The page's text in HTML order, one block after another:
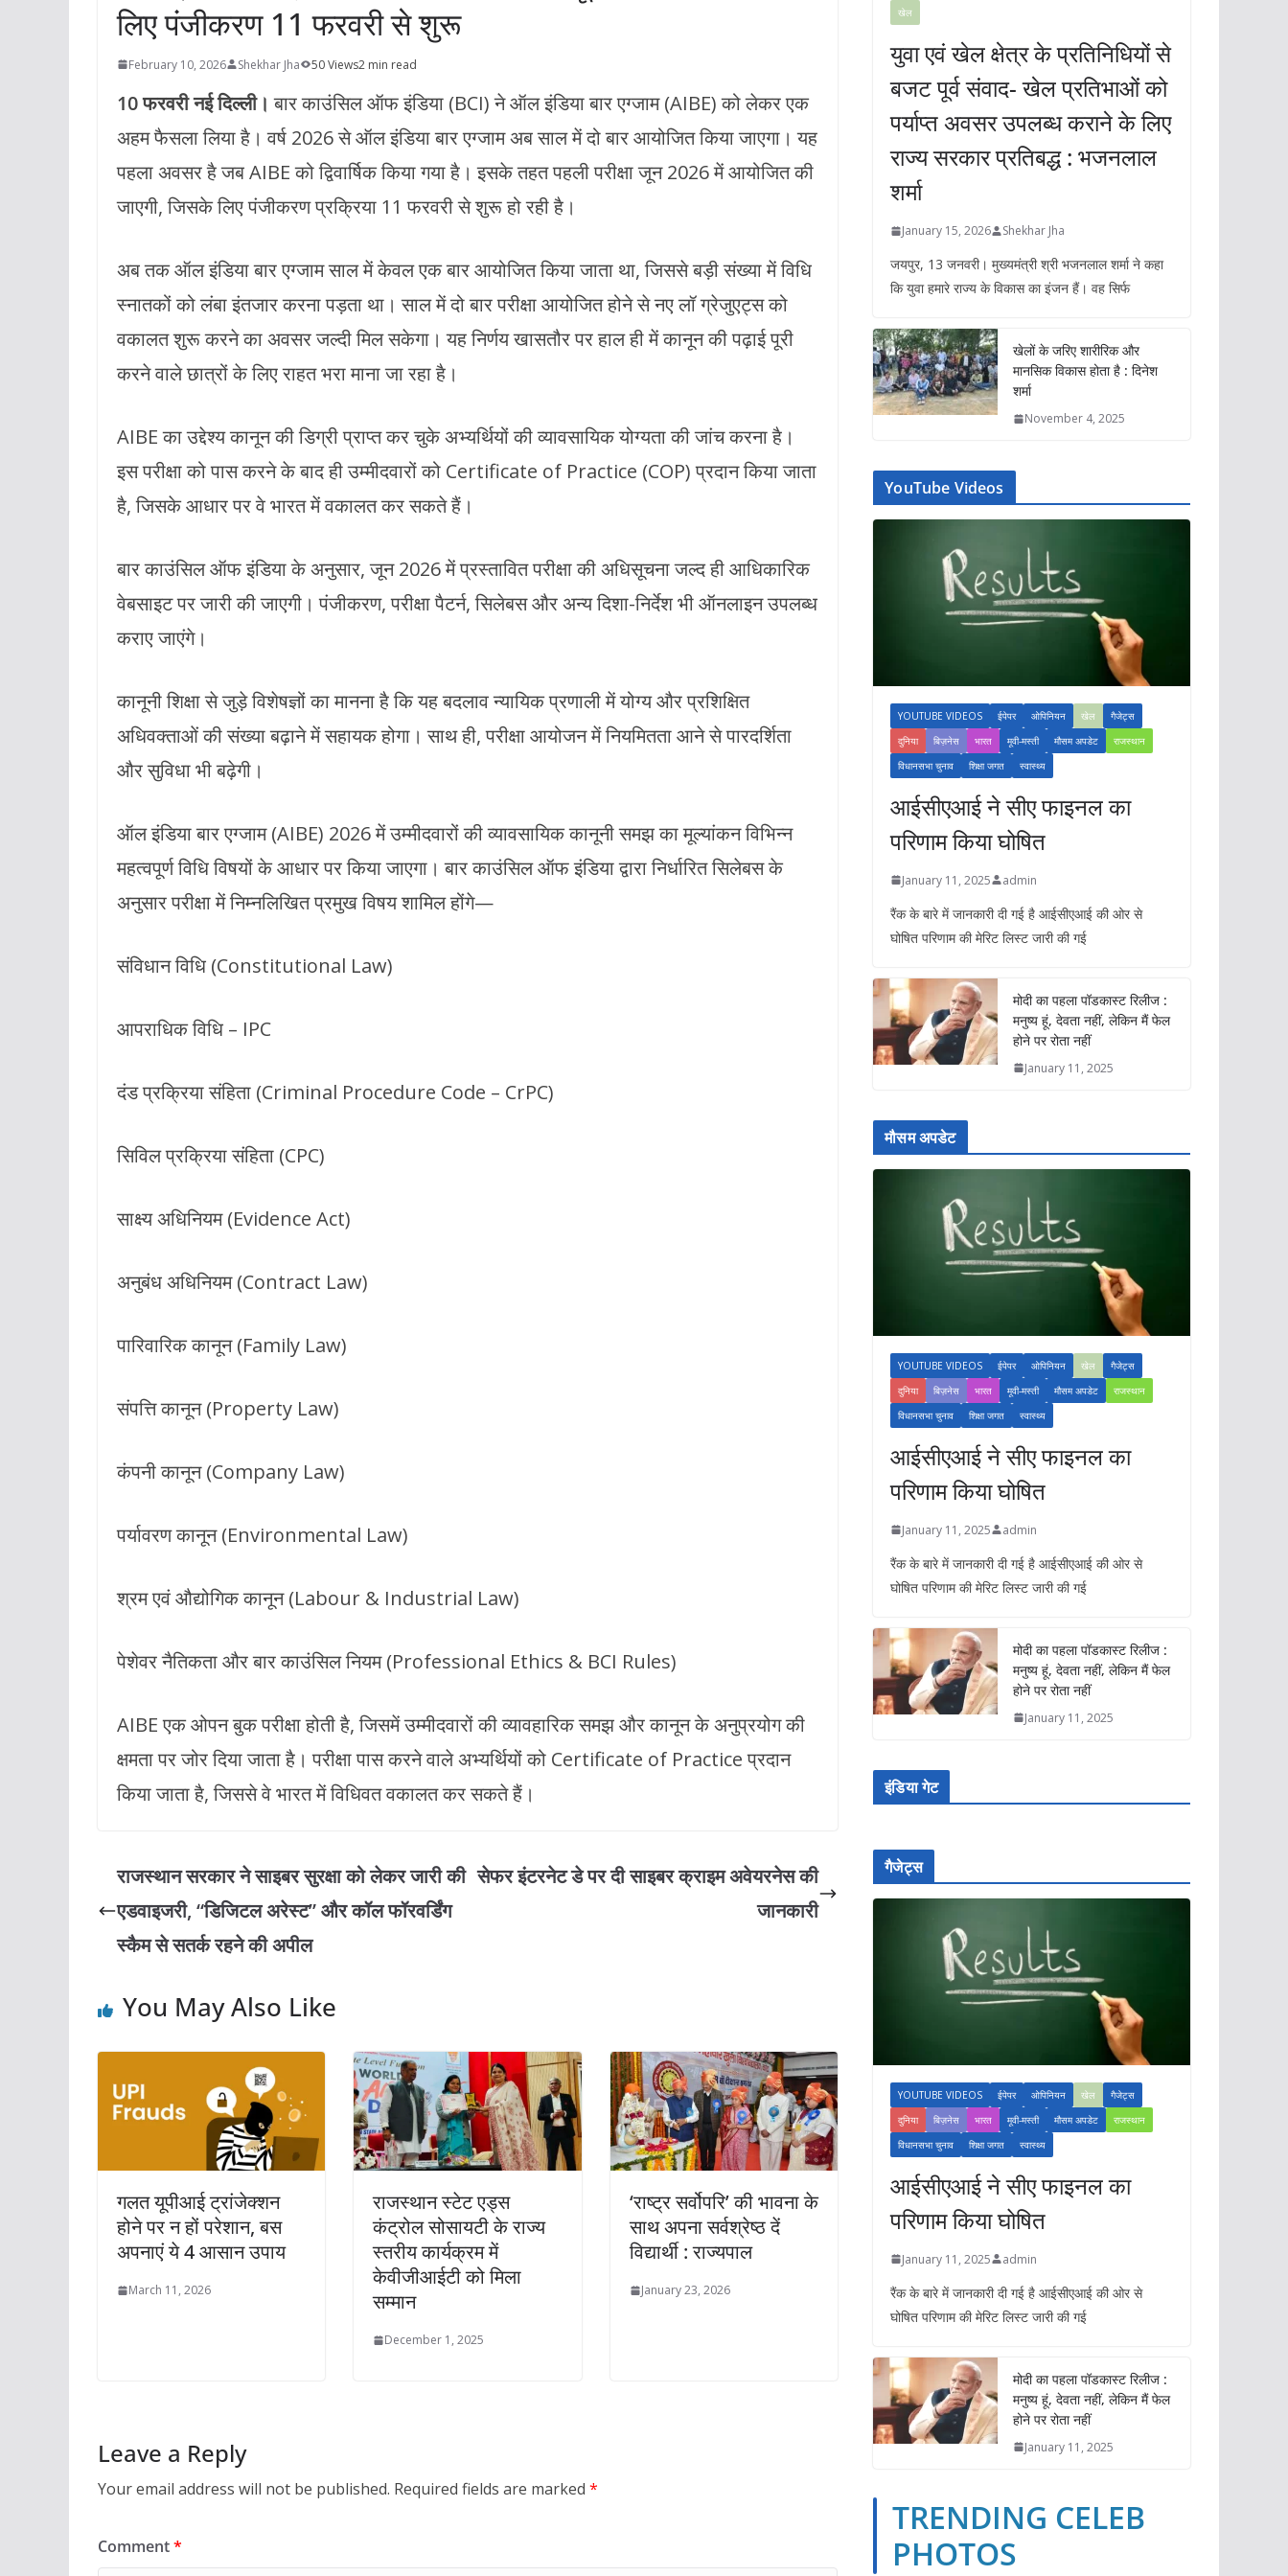
लिए पंजीकरण 11 फरवरी से शुरू
February 10, 2026 Shekhar Jha 50 Views2 min read
10 फरवरी नई दिल्ली। बार काउंसिल ऑफ इंडिया (BCI) ने ऑल इंडिया बार एग्जाम (AIBE) को लेकर एक
अहम फैसला लिया है। वर्ष 2026 से ऑल इंडिया बार एग्जाम अब साल में दो बार आयोजित किया जाएगा। यह
पहला अवसर है जब AIBE को द्विवार्षिक किया गया है। इसके तहत पहली परीक्षा जून 2026 में आयोजित की
जाएगी, जिसके लिए पंजीकरण प्रक्रिया 11 फरवरी से शुरू हो रही है।
अब तक ऑल इंडिया बार एग्जाम साल में केवल एक बार आयोजित किया जाता था, जिससे बड़ी संख्या में विधि
स्नातकों को लंबा इंतजार करना पड़ता था। साल में दो बार परीक्षा आयोजित होने से नए लॉ ग्रेजुएट्स को
वकालत शुरू करने का अवसर जल्दी मिल सकेगा। यह निर्णय खासतौर पर हाल ही में कानून की पढ़ाई पूरी
करने वाले छात्रों के लिए राहत भरा माना जा रहा है।
AIBE का उद्देश्य कानून की डिग्री प्राप्त कर चुके अभ्यर्थियों की व्यावसायिक योग्यता की जांच करना है।
इस परीक्षा को पास करने के बाद ही उम्मीदवारों को Certificate of Practice (COP) प्रदान किया जाता
है, जिसके आधार पर वे भारत में वकालत कर सकते हैं।
बार काउंसिल ऑफ इंडिया के अनुसार, जून 2026 में प्रस्तावित परीक्षा की अधिसूचना जल्द ही आधिकारिक
वेबसाइट पर जारी की जाएगी। पंजीकरण, परीक्षा पैटर्न, सिलेबस और अन्य दिशा-निर्देश भी ऑनलाइन उपलब्ध
कराए जाएंगे।
कानूनी शिक्षा से जुड़े विशेषज्ञों का मानना है कि यह बदलाव न्यायिक प्रणाली में योग्य और प्रशिक्षित
अधिवक्ताओं की संख्या बढ़ाने में सहायक होगा। साथ ही, परीक्षा आयोजन में नियमितता आने से पारदर्शिता
और सुविधा भी बढ़ेगी।
ऑल इंडिया बार एग्जाम (AIBE) 2026 में उम्मीदवारों की व्यावसायिक कानूनी समझ का मूल्यांकन विभिन्न
महत्वपूर्ण विधि विषयों के आधार पर किया जाएगा। बार काउंसिल ऑफ इंडिया द्वारा निर्धारित सिलेबस के
अनुसार परीक्षा में निम्नलिखित प्रमुख विषय शामिल होंगे—
संविधान विधि (Constitutional Law)
आपराधिक विधि – IPC
दंड प्रक्रिया संहिता (Criminal Procedure Code – CrPC)
सिविल प्रक्रिया संहिता (CPC)
साक्ष्य अधिनियम (Evidence Act)
अनुबंध अधिनियम (Contract Law)
पारिवारिक कानून (Family Law)
संपत्ति कानून (Property Law)
कंपनी कानून (Company Law)
पर्यावरण कानून (Environmental Law)
श्रम एवं औद्योगिक कानून (Labour & Industrial Law)
पेशेवर नैतिकता और बार काउंसिल नियम (Professional Ethics & BCI Rules)
AIBE एक ओपन बुक परीक्षा होती है, जिसमें उम्मीदवारों की व्यावहारिक समझ और कानून के अनुप्रयोग की
क्षमता पर जोर दिया जाता है। परीक्षा पास करने वाले अभ्यर्थियों को Certificate of Practice प्रदान
किया जाता है, जिससे वे भारत में विधिवत वकालत कर सकते हैं।
राजस्थान सरकार ने साइबर सुरक्षा को लेकर जारी की
एडवाइजरी, “डिजिटल अरेस्ट” और कॉल फॉरवर्डिंग
स्कैम से सतर्क रहने की अपील
सेफर इंटरनेट डे पर दी साइबर क्राइम अवेयरनेस की
जानकारी
You May Also Like
गलत यूपीआई ट्रांजेक्शन
होने पर न हों परेशान, बस
अपनाएं ये 4 आसान उपाय
March 11, 2026
राजस्थान स्टेट एड्स
कंट्रोल सोसायटी के राज्य
स्तरीय कार्यक्रम में
केवीजीआईटी को मिला
सम्मान
December 1, 2025
‘राष्ट्र सर्वोपरि’ की भावना के
साथ अपना सर्वश्रेष्ठ दें
विद्यार्थी : राज्यपाल
January 23, 2026
Leave a Reply
Your email address will not be published. Required fields are marked *
Comment*
खेल
युवा एवं खेल क्षेत्र के प्रतिनिधियों से
बजट पूर्व संवाद- खेल प्रतिभाओं को
पर्याप्त अवसर उपलब्ध कराने के लिए
राज्य सरकार प्रतिबद्ध : भजनलाल
शर्मा
January 15, 2026 Shekhar Jha
जयपुर, 13 जनवरी। मुख्यमंत्री श्री भजनलाल शर्मा ने कहा
कि युवा हमारे राज्य के विकास का इंजन हैं। वह सिर्फ
खेलों के जरिए शारीरिक और
मानसिक विकास होता है : दिनेश
शर्मा
November 4, 2025
YouTube Videos
YOUTUBE VIDEOS ईपेपर ओपिनियन खेल
गैजेट्स
दुनिया
बिज़नेस भारत मूवी-मस्ती मौसम अपडेट
राजस्थान
विधानसभा चुनाव
शिक्षा जगत स्वास्थ्य
आईसीएआई ने सीए फाइनल का
परिणाम किया घोषित
January 11, 2025 admin
रैंक के बारे में जानकारी दी गई है आईसीएआई की ओर से
घोषित परिणाम की मेरिट लिस्ट जारी की गई
मोदी का पहला पॉडकास्ट रिलीज :
मनुष्य हूं, देवता नहीं, लेकिन मैं फेल
होने पर रोता नहीं
January 11, 2025
मौसम अपडेट
YOUTUBE VIDEOS ईपेपर ओपिनियन खेल
गैजेट्स
दुनिया
बिज़नेस भारत मूवी-मस्ती मौसम अपडेट
राजस्थान
विधानसभा चुनाव
शिक्षा जगत स्वास्थ्य
आईसीएआई ने सीए फाइनल का
परिणाम किया घोषित
January 11, 2025 admin
रैंक के बारे में जानकारी दी गई है आईसीएआई की ओर से
घोषित परिणाम की मेरिट लिस्ट जारी की गई
मोदी का पहला पॉडकास्ट रिलीज :
मनुष्य हूं, देवता नहीं, लेकिन मैं फेल
होने पर रोता नहीं
January 11, 2025
इंडिया गेट
गैजेट्स
YOUTUBE VIDEOS ईपेपर ओपिनियन खेल
गैजेट्स
दुनिया
बिज़नेस भारत मूवी-मस्ती मौसम अपडेट
राजस्थान
विधानसभा चुनाव
शिक्षा जगत स्वास्थ्य
आईसीएआई ने सीए फाइनल का
परिणाम किया घोषित
January 11, 2025 admin
रैंक के बारे में जानकारी दी गई है आईसीएआई की ओर से
घोषित परिणाम की मेरिट लिस्ट जारी की गई
मोदी का पहला पॉडकास्ट रिलीज :
मनुष्य हूं, देवता नहीं, लेकिन मैं फेल
होने पर रोता नहीं
January 11, 2025
TRENDING CELEB
PHOTOS
TRENDING CELEB PHOTOS
YOUTUBE VIDEOS
ईपेपर
ओपिनियन खेल